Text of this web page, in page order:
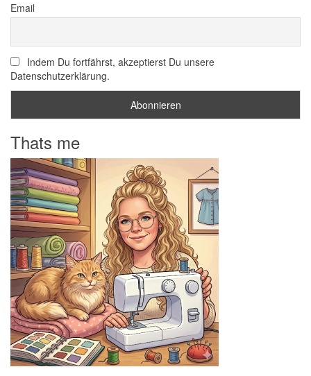
Email
Indem Du fortfährst, akzeptierst Du unsere
Datenschutzerklärung.
Thats me